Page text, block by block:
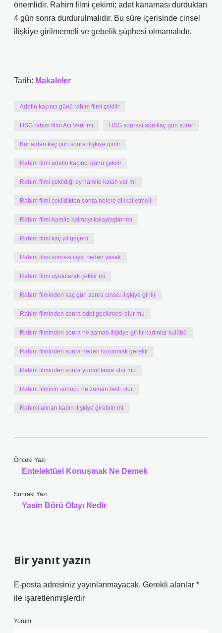
önemlidir. Rahim filmi çekimi; adet kanaması durduktan
4 gün sonra durdurulmalıdır. Bu süre içerisinde cinsel
ilişkiye girilmemeli ve gebelik şüphesi olmamalıdır.
Tarih: Makaleler
Adetin kaçıncı günü rahim filmi çekilir
HSG rahim filmi Acı Verir mi HSG sonrası ağrı kaç gün sürer
Kürtajdan kaç gün sonra ilişkiye girilir
Rahim filmi adetin kaçıncı günü çekilir
Rahim filmi çekildiği ay hamile kalan var mı
Rahim filmi çekildikten sonra nelere dikkat etmeli
Rahim filmi hamile kalmayı kolaylaştırır mı
Rahim filmi kaç yıl geçerli
Rahim filmi sonrası ilişki neden yasak
Rahim filmi uyutularak çekilir mi
Rahim filminden kaç gün sonra cinsel ilişkiye girilir
Rahim filminden sonra adet gecikmesi olur mu
Rahim filminden sonra ne zaman ilişkiye girilir kadınlar kulübü
Rahim filminden sonra neden korunmak gerekir
Rahim filminden sonra yumurtlama olur mu
Rahim filminin sonucu ne zaman belli olur
Rahimi alınan kadın ilişkiye girebilir mi
Önceki Yazı
Entelektüel Konuşmak Ne Demek
Sonraki Yazı
Yasin Börü Olayı Nedir
Bir yanıt yazın
E-posta adresiniz yayınlanmayacak. Gerekli alanlar *
ile işaretlenmişlerdir
Yorum